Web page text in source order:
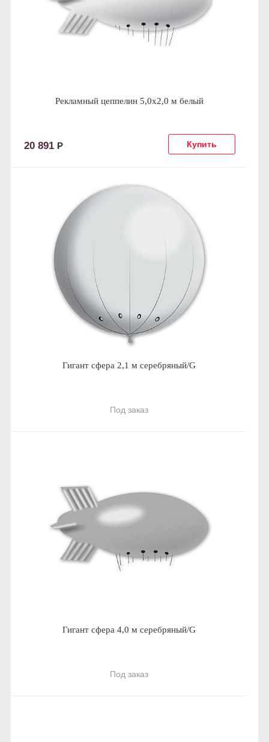
Рекламный цеппелин 5,0х2,0 м белый
20 891 Р
Гигант сфера 2,1 м серебряный/G
Под заказ
Гигант сфера 4,0 м серебряный/G
Под заказ